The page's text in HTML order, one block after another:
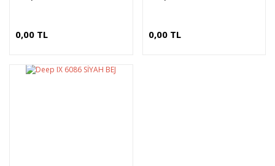
0,00 TL 0,00 TL